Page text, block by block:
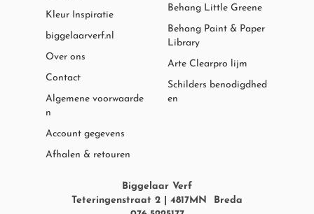
Kleur Inspiratie
biggelaarverf.nl
Over ons
Contact
Algemene voorwaarde
n
Account gegevens
Afhalen & retouren
Behang Little Greene
Behang Paint & Paper
Library
Arte Clearpro lijm
Schilders benodigdhed
en
Biggelaar Verf
Teteringenstraat 2 | 4817MN Breda